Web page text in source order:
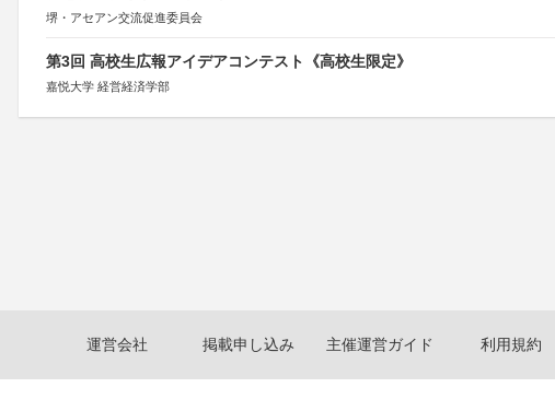
堺・アセアン交流促進委員会
第3回 高校生広報アイデアコンテスト《高校生限定》
嘉悦大学 経営経済学部
運営会社 掲載申し込み 主催運営ガイド 利用規約